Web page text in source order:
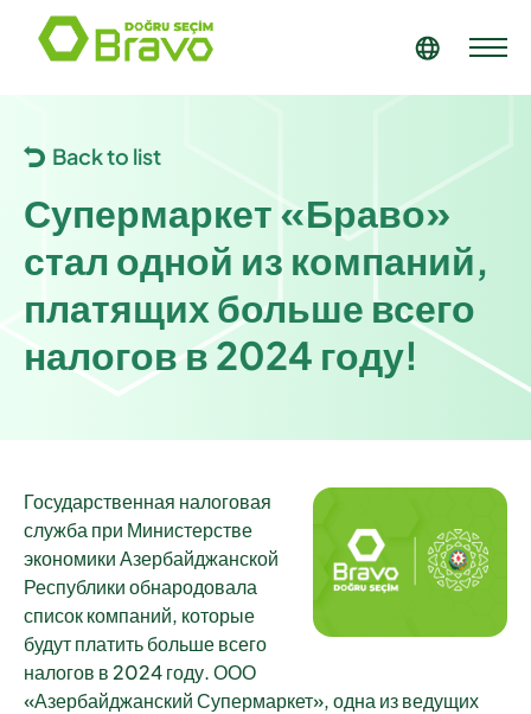
Back to list
Супермаркет «Браво»
стал одной из компаний,
платящих больше всего
налогов в 2024 году!
Государственная налоговая
служба при Министерстве
экономики Азербайджанской
Республики обнародовала
список компаний, которые
будут платить больше всего
налогов в 2024 году. ООО
«Азербайджанский Супермаркет», одна из ведущих